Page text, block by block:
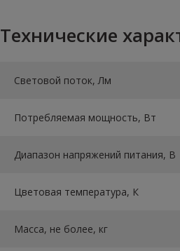
Технические
Световой поток, Лм
Потребляемая мощность, Вт
Диапазон напряжений питания, В
Цветовая температура, К
Масса, не более, кг